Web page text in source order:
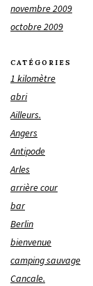
novembre 2009
octobre 2009
CATÉGORIES
1 kilomètre
abri
Ailleurs.
Angers
Antipode
Arles
arrière cour
bar
Berlin
bienvenue
camping sauvage
Cancale.